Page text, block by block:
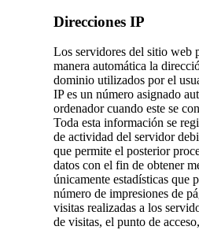
Direcciones IP
Los servidores del sitio web
manera automática la
dominio utilizados por el
IP es un número asignado
ordenador cuando este se
Toda esta información se
de actividad del servidor
que permite el posterior
datos con el fin de obtener
únicamente estadísticas que
número de impresiones de
visitas realizadas a los
de visitas, el punto de